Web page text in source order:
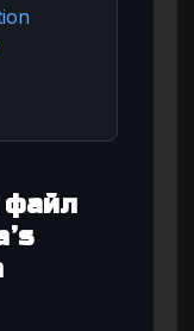
файл